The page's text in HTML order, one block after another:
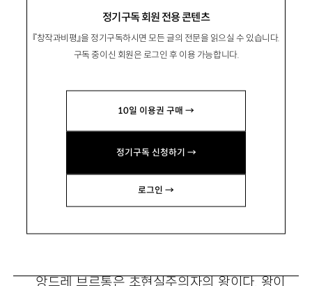
정기구독 회원 전용 콘텐츠
『창작과비평』을 정기구독하시면 모든 글의 전문을 읽으실 수 있습니다.
구독 중이신 회원은 로그인 후 이용 가능합니다.
10일 이용권 구매 →
정기구독 신청하기 →
로그인 →
시집 『108번째 사내』 『언니에게』 『차가운 사탕
들』 『어떤 사랑도 기록하지 말기를』 『여름만 있
oistrak3@naver.com
소각장
앙드레 브르통은 초현실주의자의 왕이다. 왕이